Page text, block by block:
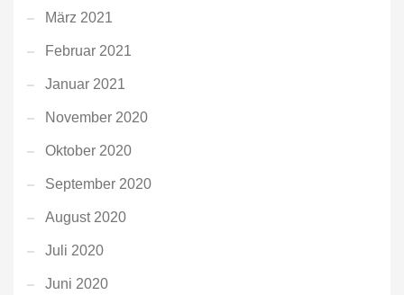
März 2021
Februar 2021
Januar 2021
November 2020
Oktober 2020
September 2020
August 2020
Juli 2020
Juni 2020